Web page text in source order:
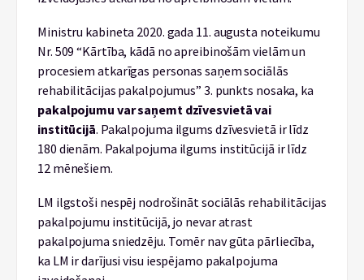
Ministru kabineta 2020. gada 11. augusta noteikumu
Nr. 509 “Kārtība, kādā no apreibinošām vielām un
procesiem atkarīgas personas saņem sociālās
rehabilitācijas pakalpojumus” 3. punkts nosaka, ka
pakalpojumu var saņemt dzīvesvietā vai
institūcijā. Pakalpojuma ilgums dzīvesvietā ir līdz
180 dienām. Pakalpojuma ilgums institūcijā ir līdz
12 mēnešiem.
LM ilgstoši nespēj nodrošināt sociālās rehabilitācijas
pakalpojumu institūcijā, jo nevar atrast
pakalpojuma sniedzēju. Tomēr nav gūta pārliecība,
ka LM ir darījusi visu iespējamo pakalpojuma